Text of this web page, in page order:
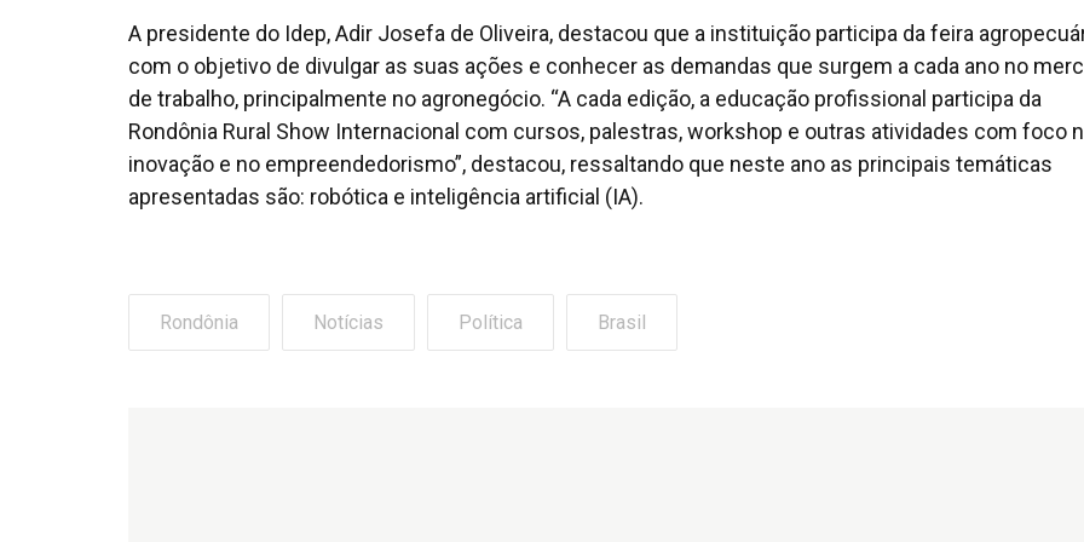
A presidente do Idep, Adir Josefa de Oliveira, destacou que a instituição participa da feira
com o objetivo de divulgar as suas ações e conhecer as demandas que surgem a cada ano no
de trabalho, principalmente no agronegócio. “A cada edição, a educação profissional participa da
Rondônia Rural Show Internacional com cursos, palestras, workshop e outras atividades com foco
inovação e no empreendedorismo”, destacou, ressaltando que neste ano as principais temáticas
apresentadas são: robótica e inteligência artificial (IA).
Rondônia Notícias Política Brasil